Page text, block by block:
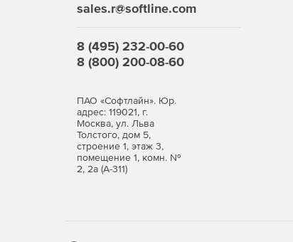
sales.r@softline.com
8 (495) 232-00-60
8 (800) 200-08-60
ПАО «Софтлайн». Юр.
адрес: 119021, г.
Москва, ул. Льва
Толстого, дом 5,
строение 1, этаж 3,
помещение 1, комн. №
2, 2а (А-311)